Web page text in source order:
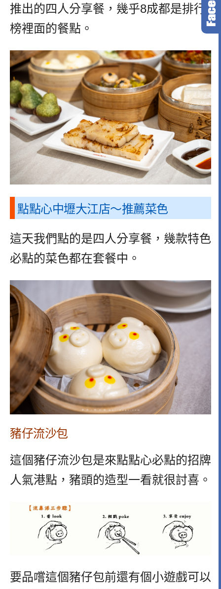
推出的四人分享餐，幾乎8成都是排行
榜裡面的餐點。
點點心中壢大江店～推薦菜色
這天我們點的是四人分享餐，幾款特色
必點的菜色都在套餐中。
豬仔流沙包
這個豬仔流沙包是來點點心必點的招牌
人氣港點，豬頭的造型一看就很討喜。
要品嚐這個豬仔包前還有個小遊戲可以